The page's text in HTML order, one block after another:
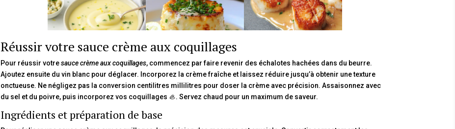
Réussir votre sauce crème aux coquillages
Pour réussir votresauce crème aux coquillages, commencez par faire revenir des échalotes hachées dans du beurre.
Ajoutez ensuite du vin blanc pour déglacer. Incorporez la crème fraîche et laissez réduire jusqu’à obtenir une texture
onctueuse. Ne négligez pas la conversion centilitres millilitres pour doser la crème avec précision. Assaisonnez avec
du sel et du poivre, puis incorporez vos coquillages 🦪. Servez chaud pour un maximum de saveur.
Ingrédients et préparation de base